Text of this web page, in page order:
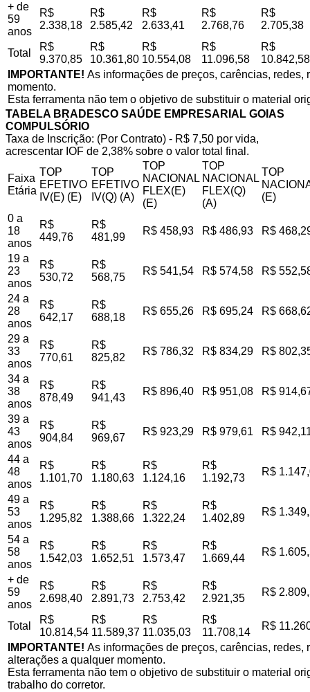
+ de
59
anos
R$
2.338,18
R$
2.585,42
R$
2.633,41
R$
2.768,76
R$
2.705,38
Total
R$
9.370,85
R$
10.361,80
R$
10.554,08
R$
11.096,58
R$
10.842,58
IMPORTANTE! As informações de preços, carências,
momento.
Esta ferramenta não tem o objetivo de substituir o material
TABELA BRADESCO SAÚDE EMPRESARIAL GOIAS
COMPULSÓRIO
Taxa de Inscrição: (Por Contrato) - R$ 7,50 por vida,
acrescentar IOF de 2,38% sobre o valor total final.
Faixa
Etária
TOP
EFETIVO
IV(E) (E)
TOP
EFETIVO
IV(Q) (A)
TOP
NACIONAL
FLEX(E)
(E)
TOP
NACIONAL
FLEX(Q)
(A)
TOP
(E)
0 a
18
anos
R$
449,76
R$
481,99
R$ 458,93 R$ 486,93 R$
19 a
23
anos
R$
530,72
R$
568,75
R$ 541,54 R$ 574,58 R$
24 a
28
anos
R$
642,17
R$
688,18
R$ 655,26 R$ 695,24 R$
29 a
33
anos
R$
770,61
R$
825,82
R$ 786,32 R$ 834,29 R$
34 a
38
anos
R$
878,49
R$
941,43
R$ 896,40 R$ 951,08 R$
39 a
43
anos
R$
904,84
R$
969,67
R$ 923,29 R$ 979,61 R$
44 a
48
anos
R$
1.101,70
R$
1.180,63
R$
1.124,16
R$
1.192,73
R$
49 a
53
anos
R$
1.295,82
R$
1.388,66
R$
1.322,24
R$
1.402,89
R$
54 a
58
anos
R$
1.542,03
R$
1.652,51
R$
1.573,47
R$
1.669,44
R$
+ de
59
anos
R$
2.698,40
R$
2.891,73
R$
2.753,42
R$
2.921,35
R$
Total
R$
10.814,54
R$
11.589,37
R$
11.035,03
R$
11.708,14
R$
IMPORTANTE! As informações de preços, carências,
alterações a qualquer momento.
Esta ferramenta não tem o objetivo de substituir o material
trabalho do corretor.